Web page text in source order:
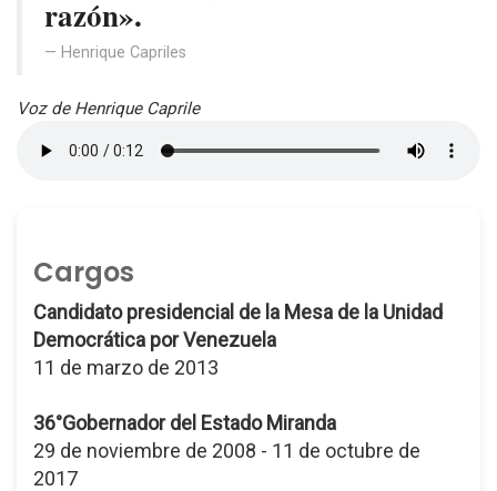
razón».
Henrique Capriles
Voz de Henrique Caprile
Cargos
Candidato presidencial de la Mesa de la Unidad
Democrática por Venezuela
11 de marzo de 2013
36°Gobernador del Estado Miranda
29 de noviembre de 2008 - 11 de octubre de
2017